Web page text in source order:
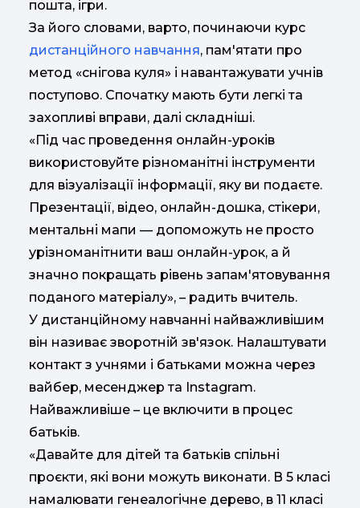
пошта, ігри.
За його словами, варто, починаючи курс
дистанційного навчання, пам'ятати про
метод «снігова куля» і навантажувати учнів
поступово. Спочатку мають бути легкі та
захопливі вправи, далі складніші.
«Під час проведення онлайн-уроків
використовуйте різноманітні інструменти
для візуалізації інформації, яку ви подаєте.
Презентації, відео, онлайн-дошка, стікери,
ментальні мапи — допоможуть не просто
урізноманітнити ваш онлайн-урок, а й
значно покращать рівень запам'ятовування
поданого матеріалу», – радить вчитель.
У дистанційному навчанні найважливішим
він називає зворотній зв'язок. Налаштувати
контакт з учнями і батьками можна через
вайбер, месенджер та Instagram.
Найважливіше – це включити в процес
батьків.
«Давайте для дітей та батьків спільні
проєкти, які вони можуть виконати. В 5 класі
намалювати генеалогічне дерево, в 11 класі